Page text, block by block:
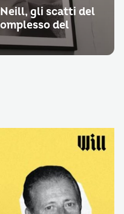
gli scatti del
del